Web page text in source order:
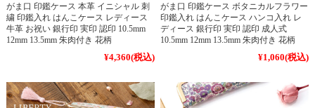
がま口 印鑑ケース 本革 イニシャル 刺
繍 印鑑入れ はんこケース レディース
牛革 お祝い 銀行印 実印 認印 10.5mm
12mm 13.5mm 朱肉付き 花柄
¥4,360(税込)
がま口 印鑑ケース ボタニカルフラワー
印鑑入れ はんこケース ハンコ入れ レ
ディース 銀行印 実印 認印 成人式
10.5mm 12mm 13.5mm 朱肉付き 花柄
¥1,060(税込)